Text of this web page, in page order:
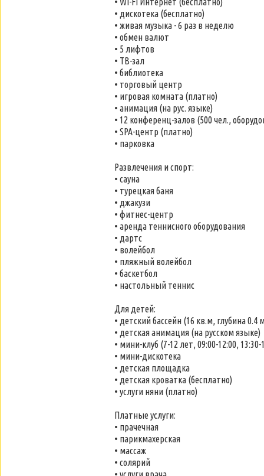
• дискотека (бесплатно)
• живая музыка - 6 раз в неделю
• обмен валют
• 5 лифтов
• ТВ-зал
• библиотека
• торговый центр
• игровая комната (платно)
• анимация (на рус. языке)
• 12 конференц-залов (500 чел.,
• SPA-центр (платно)
• парковка
Развлечения и спорт:
• сауна
• турецкая баня
• джакузи
• фитнес-центр
• аренда теннисного оборудования
• дартс
• волейбол
• пляжный волейбол
• баскетбол
• настольный теннис
Для детей:
• детский бассейн (16 кв.м, глубина 0.4
• детская анимация (на русском языке)
• мини-клуб (7-12 лет, 09:00-12:00, 13:30-
• мини-дискотека
• детская площадка
• детская кроватка (бесплатно)
• услуги няни (платно)
Платные услуги:
• прачечная
• парикмахерская
• массаж
• солярий